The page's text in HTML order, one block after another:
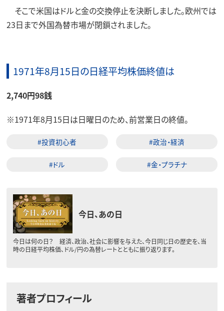
そこで米国はドルと金の交換停止を決断しました。欧州では
23日まで外国為替市場が閉鎖されました。
1971年8月15日の日経平均株価終値は
2,740円98銭
※1971年8月15日は日曜日のため、前営業日の終値。
#投資初心者 #政治・経済
#ドル #金・プラチナ
今日、あの日
今日は何の日？ 経済、政治、社会に影響を与えた、今日同じ日の歴史を、当
時の日経平均株価、ドル/円の為替レートとともに振り返ります。
著者プロフィール